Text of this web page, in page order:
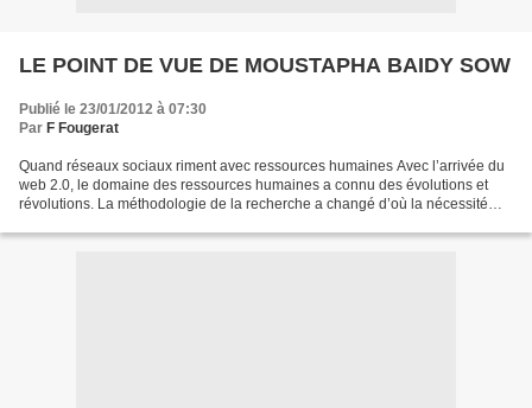
LE POINT DE VUE DE MOUSTAPHA BAIDY SOW
Publié le 23/01/2012 à 07:30
Par F Fougerat
Quand réseaux sociaux riment avec ressources humaines Avec l’arrivée du
web 2.0, le domaine des ressources humaines a connu des évolutions et
révolutions. La méthodologie de la recherche a changé d’où la nécessité